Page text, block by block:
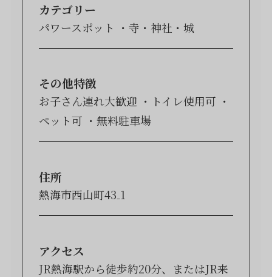
カテゴリー
パワースポット 寺・神社・城
その他特徴
お子さん連れ大歓迎
トイレ使用可
ペット可
無料駐車場
住所
熱海市西山町43₋1
アクセス
JR熱海駅から徒歩約20分、またはJR来